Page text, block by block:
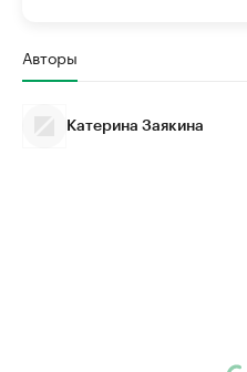
Авторы
Катерина Заякина